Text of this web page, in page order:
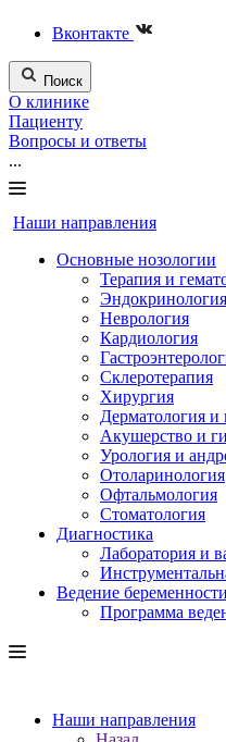
Вконтакте
Поиск
О клинике
Пациенту
Вопросы и ответы
...
Наши направления
Основные нозологии
Терапия и
Эндокринология
Неврология
Кардиология
Склеротерапия
Хирургия
Дерматология и
Акушерство и
Урология и
Отоларинология
Офтальмология
Стоматология
Диагностика
Лаборатория и
Ведение беременности
Программа
Наши направления